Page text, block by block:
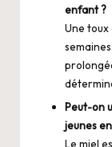
enfant ?
Une toux
Peut-on
jeunes
Le miel